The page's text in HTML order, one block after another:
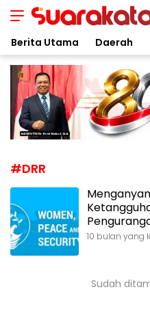
Suarakata.id
Kata Bicara Suara
Berita Utama Daerah
#DRR
10 bulan yang
Sudah